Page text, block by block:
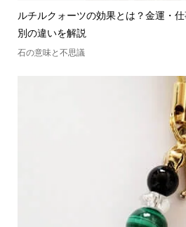
ルチルクォーツの効果とは？金運・
別の違いを解説
石の意味と不思議